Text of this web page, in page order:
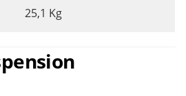
25,1 Kg